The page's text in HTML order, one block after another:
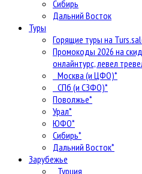
Сибирь
Дальний Восток
Туры
Горящие туры на
Промокоды 2026 на
онлайнтурс, левел
Москва (и ЦФО)*
СПб (и СЗФО)*
Поволжье*
Урал*
ЮФО*
Сибирь*
Дальний Восток*
Зарубежье
Турция